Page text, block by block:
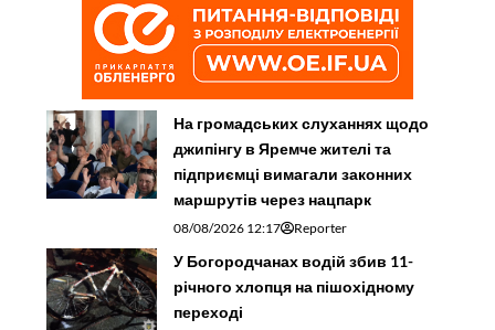
На громадських слуханнях щодо
джипінгу в Яремче житeлі та
підприємці вимагали законних
маршрутів через нацпарк
08/08/2026 12:17 Reporter
У Богородчанах водій збив 11-
річного хлопця на пішохідному
переході